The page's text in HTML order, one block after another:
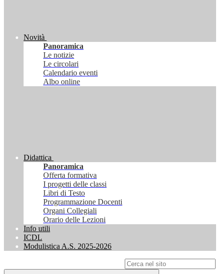
Novità
Panoramica
Le notizie
Le circolari
Calendario eventi
Albo online
Didattica
Panoramica
Offerta formativa
I progetti delle classi
Libri di Testo
Programmazione Docenti
Organi Collegiali
Orario delle Lezioni
Info utili
ICDL
Modulistica A.S. 2025-2026